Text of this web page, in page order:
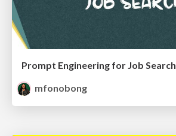
Prompt Engineering for Job Search
mfonobong